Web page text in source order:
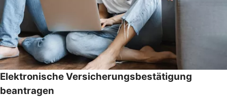
Elektronische Versicherungsbestätigung
beantragen